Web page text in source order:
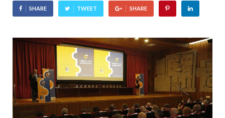
SHARE TWEET SHARE